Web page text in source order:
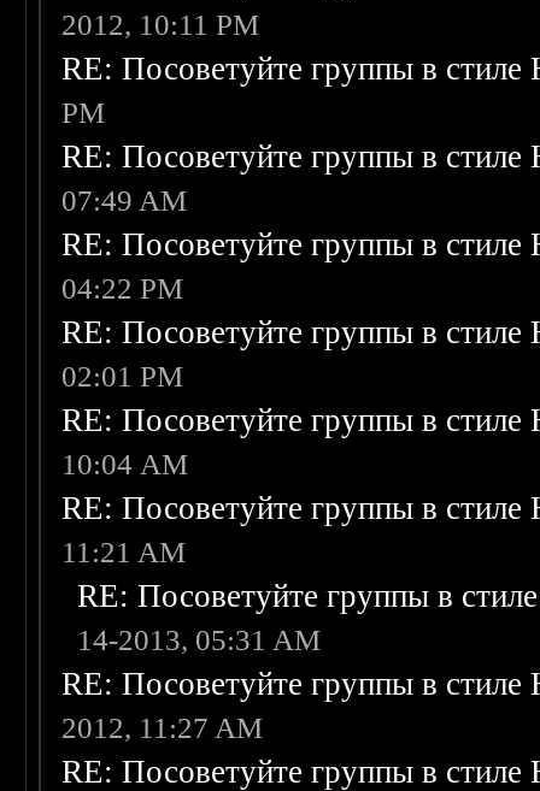
2012, 10:11 PM
RE: Посоветуйте группы в стиле
PM
RE: Посоветуйте группы в стиле
07:49 AM
RE: Посоветуйте группы в стиле
04:22 PM
RE: Посоветуйте группы в стиле
02:01 PM
RE: Посоветуйте группы в стиле
10:04 AM
RE: Посоветуйте группы в стиле
11:21 AM
RE: Посоветуйте группы в
14-2013, 05:31 AM
RE: Посоветуйте группы в стиле
2012, 11:27 AM
RE: Посоветуйте группы в стиле